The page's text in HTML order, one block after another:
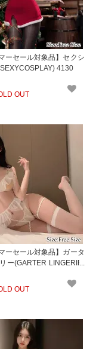
ーセール対象品】セクシ
4130
OUT
ーセール対象品】ガータ
ー(GARTER LINGERIE)
OUT